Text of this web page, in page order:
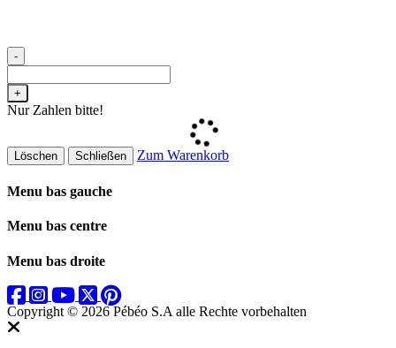
-
+
Nur Zahlen bitte!
Löschen Schließen Zum Warenkorb
Menu bas gauche
Menu bas centre
Menu bas droite
Copyright © 2026 Pébéo S.A alle Rechte vorbehalten